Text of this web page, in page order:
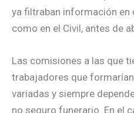
ya filtraban información
como en el Civil, antes de
Las comisiones a las que
trabajadores que
variadas y siempre
no seguro funerario. En el